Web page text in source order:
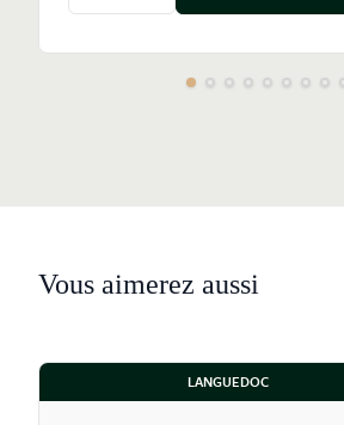
Vous aimerez aussi
LANGUEDOC